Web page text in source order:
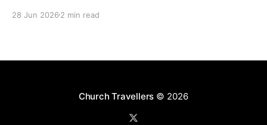
28 Jun 2026 2 min read
Church Travellers © 2026